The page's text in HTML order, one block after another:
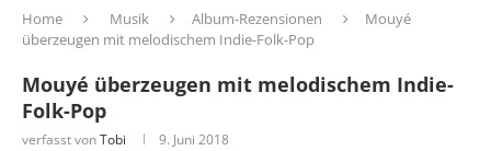
Home Musik Album-Rezensionen
Mouyé
überzeugen mit melodischem Indie-Folk-Pop
Mouyé überzeugen mit melodischem Indie-
Folk-Pop
verfasst vonTobi 9. Juni 2018